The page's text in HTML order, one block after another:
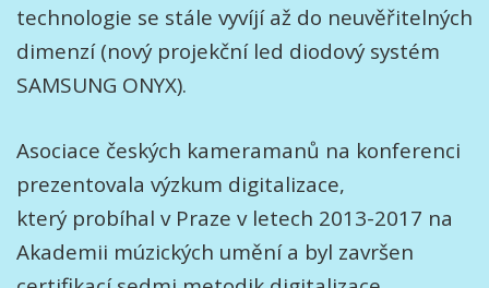
technologie se stále vyvíjí až do neuvěřitelných
dimenzí (nový projekční led diodový systém
SAMSUNG ONYX).
Asociace českých kameramanů na konferenci
prezentovala výzkum digitalizace,
který probíhal v Praze v letech 2013-2017 na
Akademii múzických umění a byl završen